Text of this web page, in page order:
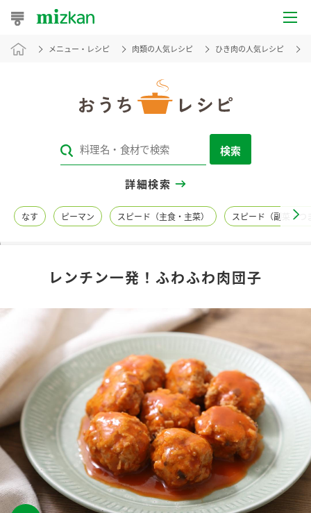
おうちレシピ
レシピカテゴリ一覧
レシピ名特集
商品情報
商品カテゴリ
酢 調味酢
お酢ドリンク ぽん酢
みりん風・料理酒 鍋用調味料
新商品一覧
キャンペーン情報
ブランド・スペシャルサイト
ブランド・スペシャルサイト トップ
商品ブランドサイト
Fibee（ファイビー）
企業情報
メニュー・レシピ 肉類の人気レシピ ひき肉の人気レシピ
検索
詳細検索
なす ピーマン スピード（主食・主菜） スピード（副菜・つ
レンチン一発！ふわふわ肉団子